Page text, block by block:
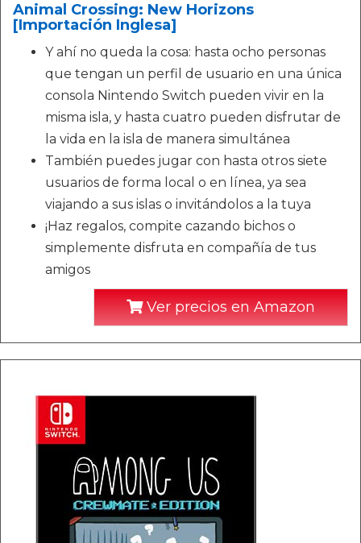
Animal Crossing: New Horizons
[Importación Inglesa]
Y ahí no queda la cosa: hasta ocho personas
que tengan un perfil de usuario en una única
consola Nintendo Switch pueden vivir en la
misma isla, y hasta cuatro pueden disfrutar de
la vida en la isla de manera simultánea
También puedes jugar con hasta otros siete
usuarios de forma local o en línea, ya sea
viajando a sus islas o invitándolos a la tuya
¡Haz regalos, compite cazando bichos o
simplemente disfruta en compañía de tus
amigos
Ver precios en Amazon